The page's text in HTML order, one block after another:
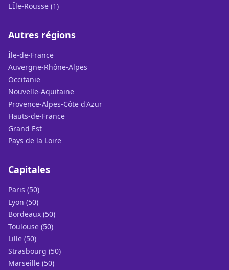
L'Île-Rousse (1)
Autres régions
Île-de-France
Auvergne-Rhône-Alpes
Occitanie
Nouvelle-Aquitaine
Provence-Alpes-Côte d'Azur
Hauts-de-France
Grand Est
Pays de la Loire
Capitales
Paris (50)
Lyon (50)
Bordeaux (50)
Toulouse (50)
Lille (50)
Strasbourg (50)
Marseille (50)